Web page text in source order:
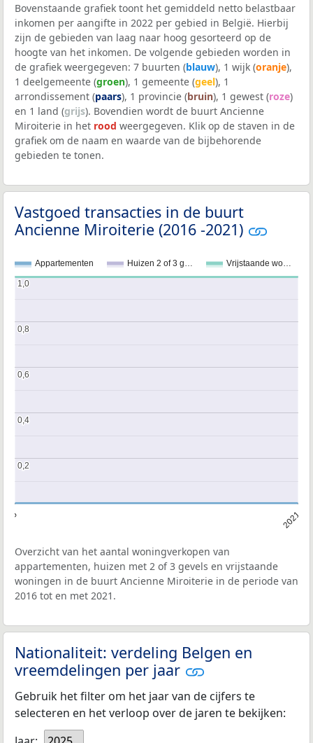
Bovenstaande grafiek toont het gemiddeld netto belastbaar
inkomen per aangifte in 2022 per gebied in België. Hierbij
zijn de gebieden van laag naar hoog gesorteerd op de
hoogte van het inkomen. De volgende gebieden worden in
de grafiek weergegeven: 7 buurten (blauw), 1 wijk (oranje),
1 deelgemeente (groen), 1 gemeente (geel), 1
arrondissement (paars), 1 provincie (bruin), 1 gewest (roze)
en 1 land (grijs). Bovendien wordt de buurt Ancienne
Miroiterie in het rood weergegeven. Klik op de staven in de
grafiek om de naam en waarde van de bijbehorende
gebieden te tonen.
Vastgoed transacties in de buurt
Ancienne Miroiterie (2016 -2021)
Appartementen Huizen 2 of 3 g… Vrijstaande wo…
2021
0,2
0,2
0,4
0,4
0,6
0,6
0,8
0,8
1,0
1,0
Overzicht van het aantal woningverkopen van
appartementen, huizen met 2 of 3 gevels en vrijstaande
woningen in de buurt Ancienne Miroiterie in de periode van
2016 tot en met 2021.
Nationaliteit: verdeling Belgen en
vreemdelingen per jaar
Gebruik het filter om het jaar van de cijfers te
selecteren en het verloop over de jaren te bekijken: